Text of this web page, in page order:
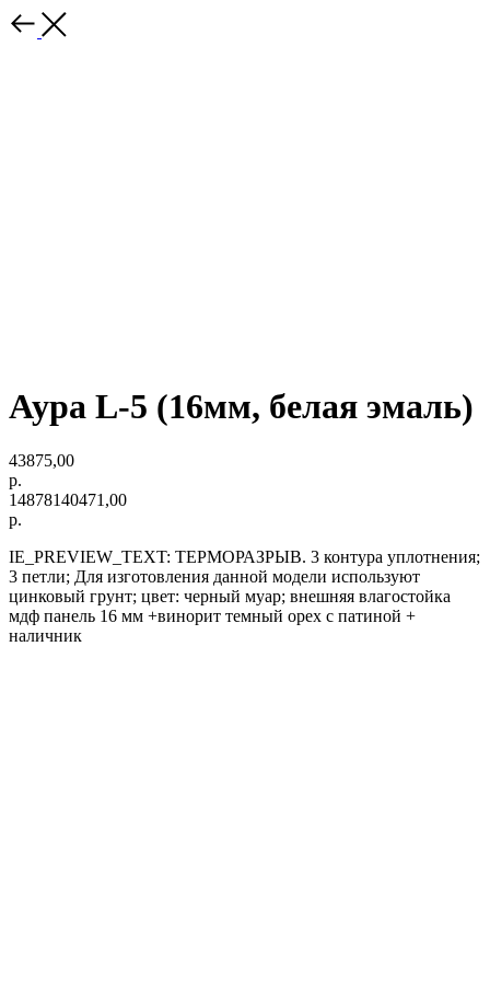
Аура L-5 (16мм, белая эмаль)
43875,00
р.
14878140471,00
р.
IE_PREVIEW_TEXT: ТЕРМОРАЗРЫВ. 3 контура уплотнения;
3 петли; Для изготовления данной модели используют
цинковый грунт; цвет: черный муар; внешняя влагостойка
мдф панель 16 мм +винорит темный орех с патиной +
наличник